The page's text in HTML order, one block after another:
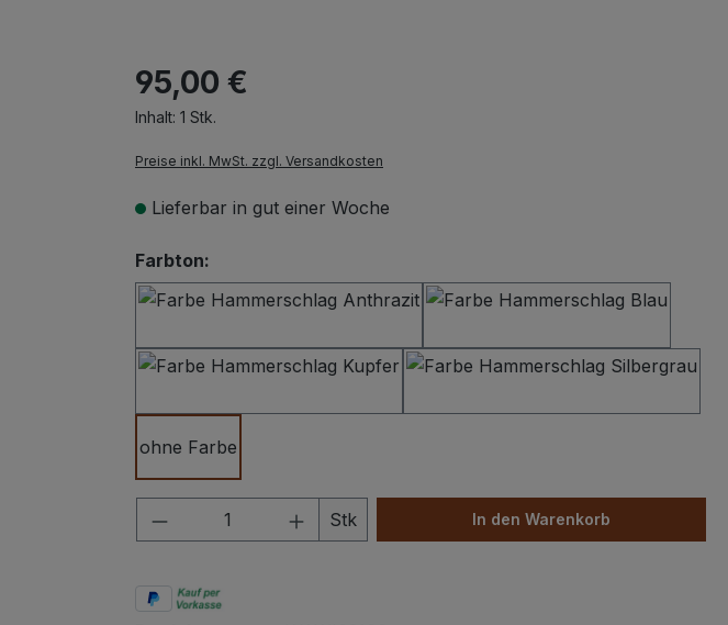
95,00 €
Inhalt: 1 Stk.
Preise inkl. MwSt. zzgl. Versandkosten
Lieferbar in gut einer Woche
Farbton:
ohne Farbe
Produkt Anzahl: Gib den gewünschten Wert
Stk In den Warenkorb